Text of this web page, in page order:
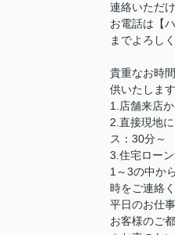
連絡いただ
お電話は【
までよろし
貴重なお時
供いたします
1.店舗来店
2.直接現地
ス：30分～
3.住宅ロー
1～3の中か
時をご連絡
平日のお仕
お客様のご